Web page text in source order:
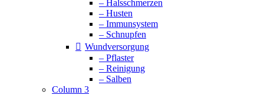
– Halsschmerzen
– Husten
– Immunsystem
– Schnupfen
Wundversorgung
– Pflaster
– Reinigung
– Salben
Column 3